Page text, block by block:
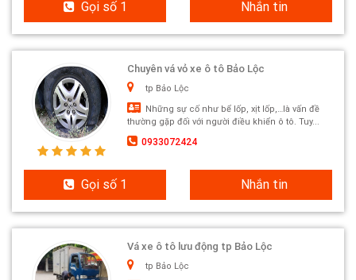
Gọi số 1 Nhắn tin
Chuyên vá vỏ xe ô tô Bảo Lộc
tp Bảo Lộc
Những sự cố như bể lốp, xịt lốp,…là vấn đề
thường gặp đối với người điều khiển ô tô. Tuy...
0933072424
Gọi số 1 Nhắn tin
Vá xe ô tô lưu động tp Bảo Lộc
tp Bảo Lộc